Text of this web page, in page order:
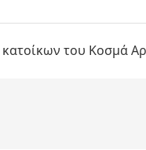
του Κοσμά